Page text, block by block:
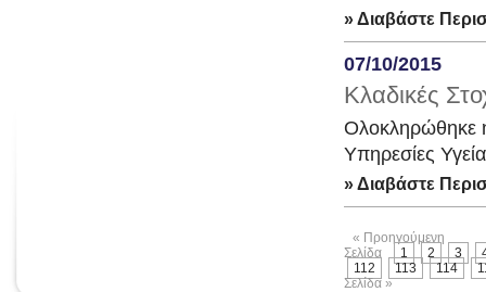
» Διαβάστε
07/10/2015
Κλαδικές
Ολοκληρώθηκε η
Υπηρεσίες
» Διαβάστε
« Προηγούμενη
Σελίδα
1 2 3
112
113 114
Σελίδα »